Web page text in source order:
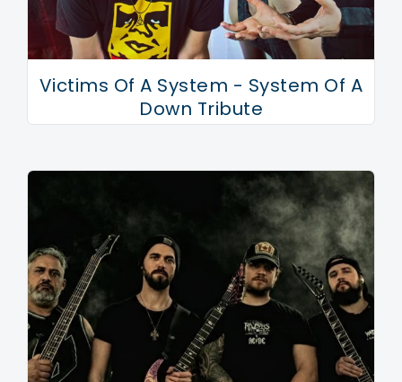
Victims Of A System - System Of A
Down Tribute